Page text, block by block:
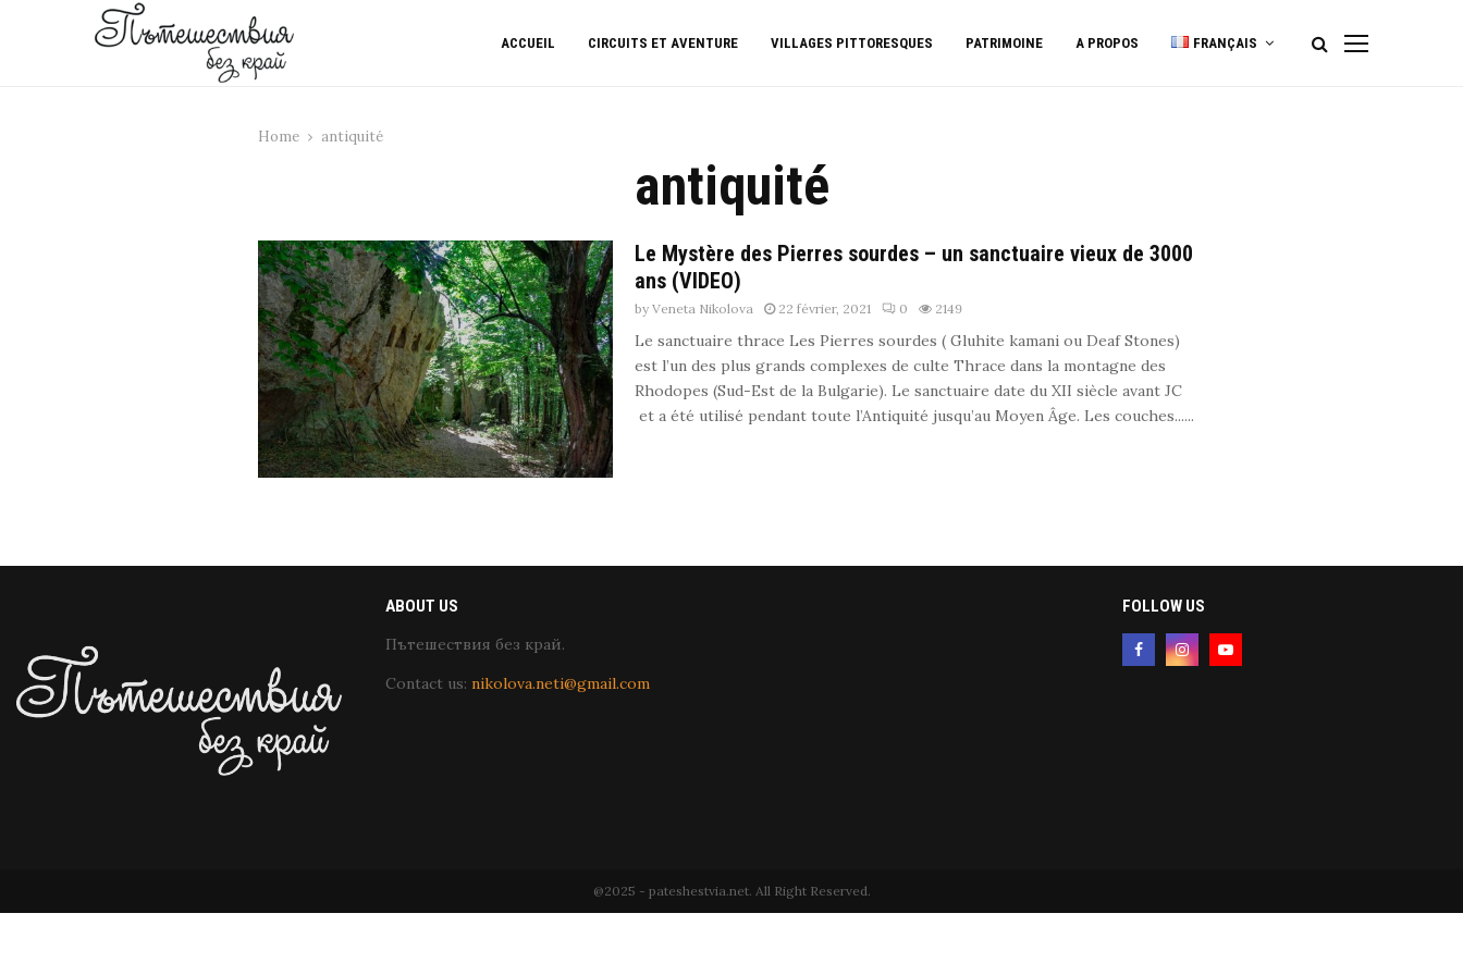
ACCUEIL CIRCUITS ET AVENTURE VILLAGES PITTORESQUES PATRIMOINE A PROPOS FRANÇAIS
Home antiquité
antiquité
Le Mystère des Pierres sourdes – un sanctuaire vieux de 3000
ans (VIDEO)
byVeneta Nikolova 22 février, 2021 0 2149
Le sanctuaire thrace Les Pierres sourdes ( Gluhite kamani ou Deaf Stones)
est l’un des plus grands complexes de culte Thrace dans la montagne des
Rhodopes (Sud-Est de la Bulgarie). Le sanctuaire date du XII siècle avant JC
et a été utilisé pendant toute l’Antiquité jusqu’au Moyen Âge. Les couches......
ABOUT US
Пътешествия без край.
Contact us: nikolova.neti@gmail.com
FOLLOW US
@2025 - pateshestvia.net. All Right Reserved.